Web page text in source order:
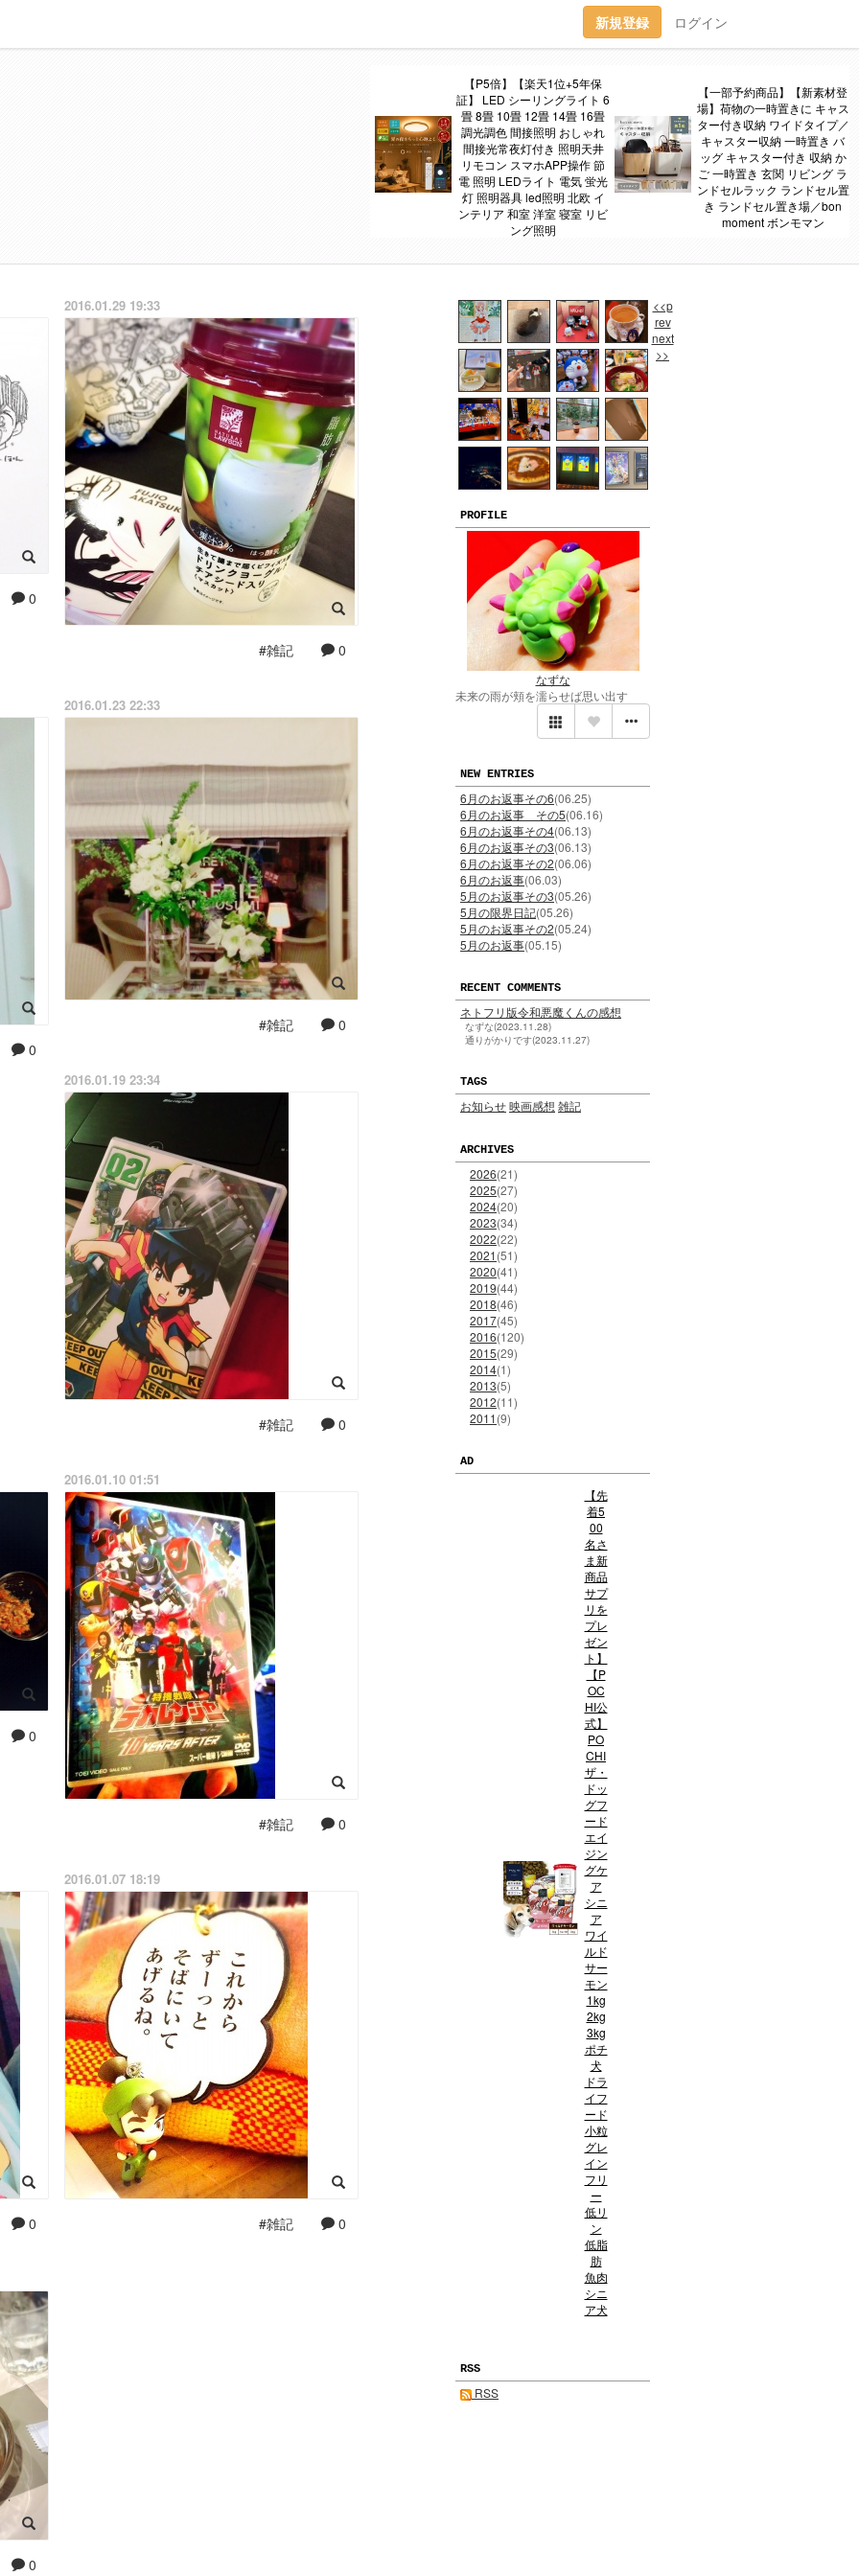
新規登録 ログイン
【P5倍】【楽天1位+5年保
証】 LED シーリングライト 6
畳 8畳 10畳 12畳 14畳 16畳
調光調色 間接照明 おしゃれ
間接光常夜灯付き 照明天井
リモコン スマホAPP操作 節
電 照明 LEDライト 電気 蛍光
灯 照明器具 led照明 北欧 イ
ンテリア 和室 洋室 寝室 リビ
ング照明
【一部予約商品】【新素材登
場】荷物の一時置きに キャス
ター付き収納 ワイドタイプ／
キャスター収納 一時置き バ
ッグ キャスター付き 収納 か
ご 一時置き 玄関 リビング ラ
ンドセルラック ランドセル置
き ランドセル置き場／bon
moment ボンモマン
<<p
rev
next
>>
PROFILE
なずな
未来の雨が頬を濡らせば思い出す
NEW ENTRIES
6月のお返事その6(06.25)
6月のお返事 その5(06.16)
6月のお返事その4(06.13)
6月のお返事その3(06.13)
6月のお返事その2(06.06)
6月のお返事(06.03)
5月のお返事その3(05.26)
5月の限界日記(05.26)
5月のお返事その2(05.24)
5月のお返事(05.15)
RECENT COMMENTS
ネトフリ版令和悪魔くんの感想
なずな(2023.11.28)
通りがかりです(2023.11.27)
TAGS
お知らせ映画感想 雑記
ARCHIVES
2026(21)
2025(27)
2024(20)
2023(34)
2022(22)
2021(51)
2020(41)
2019(44)
2018(46)
2017(45)
2016(120)
2015(29)
2014(1)
2013(5)
2012(11)
2011(9)
AD
【先
着5
00
名さ
ま新
商品
サプ
リを
プレ
ゼン
ト】
【P
OC
HI公
式】
PO
CHI
ザ・
ドッ
グフ
ード
エイ
ジン
グケ
ア
シニ
ア
ワイ
ルド
サー
モン
1kg
2kg
3kg
ポチ
犬
ドラ
イフ
ード
小粒
グレ
イン
フリ
ー
低リ
ン
低脂
肪
魚肉
シニ
ア犬
RSS
RSS
0
2016.01.29 19:33
#雑記 0
0
2016.01.23 22:33
#雑記 0
2016.01.19 23:34
#雑記 0
0
2016.01.10 01:51
#雑記 0
0
2016.01.07 18:19
#雑記 0
0